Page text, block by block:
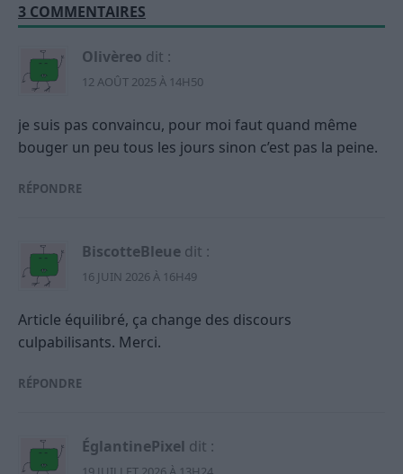
3 COMMENTAIRES
Olivèreo dit :
12 AOÛT 2025 À 14H50
je suis pas convaincu, pour moi faut quand même
bouger un peu tous les jours sinon c’est pas la peine.
RÉPONDRE
BiscotteBleue dit :
16 JUIN 2026 À 16H49
Article équilibré, ça change des discours
culpabilisants. Merci.
RÉPONDRE
ÉglantinePixel dit :